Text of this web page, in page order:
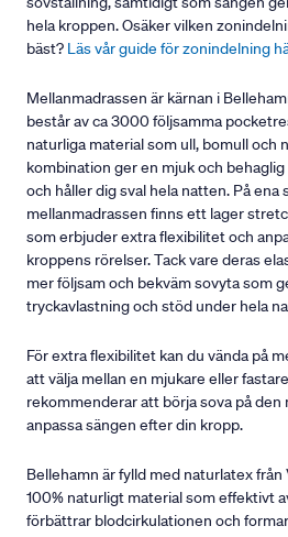
hela kroppen. Osäker vilken
bäst? Läs vår guide för zonindelning
Mellanmadrassen är kärnan i
består av ca 3000 följsamma
naturliga material som ull, bomull och
kombination ger en mjuk och behaglig
och håller dig sval hela natten. På ena
mellanmadrassen finns ett lager
som erbjuder extra flexibilitet och
kroppens rörelser. Tack vare deras
mer följsam och bekväm sovyta som
tryckavlastning och stöd under hela
För extra flexibilitet kan du vända på
att välja mellan en mjukare eller
rekommenderar att börja sova på den
anpassa sängen efter din kropp.
Bellehamn är fylld med naturlatex från
100% naturligt material som effektivt
förbättrar blodcirkulationen och